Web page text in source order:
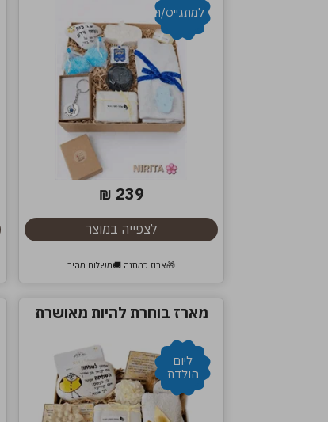
למתגייס/ת
239
₪
לצפייה במוצר
🎁ארוז כמתנה 🚚משלוח מהיר
מארז בוחרת להיות מאושרת
ליום
הולדת